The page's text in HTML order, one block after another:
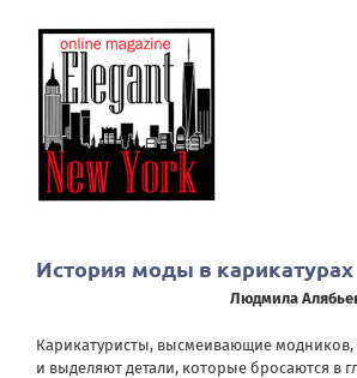
История моды в карикатурах
Людмила
Карикатуристы, высмеивающие модников,
и выделяют детали, которые бросаются в